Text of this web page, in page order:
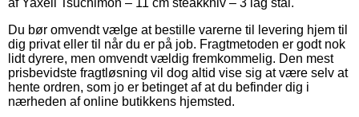
Du bør omvendt vælge at bestille varerne til levering hjem til
dig privat eller til når du er på job. Fragtmetoden er godt nok
lidt dyrere, men omvendt vældig fremkommelig. Den mest
prisbevidste fragtløsning vil dog altid vise sig at være selv at
hente ordren, som jo er betinget af at du befinder dig i
nærheden af online butikkens hjemsted.